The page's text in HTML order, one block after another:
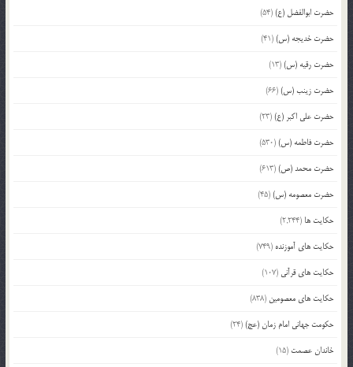
حضرت ابوالفضل (ع)(54)
حضرت خدیجه (س)(41)
حضرت رقیه (س)(13)
حضرت زینب (س)(66)
حضرت علی اکبر (ع)(23)
حضرت فاطمه (س)(530)
حضرت محمد (ص)(613)
حضرت معصومه (س)(45)
حکایت ها (2,244)
حکایت های آموزنده (749)
حکایت های قرآنی (107)
حکایت های معصومین (838)
حکومت جهانی امام زمان (عج)(24)
خاندان عصمت (15)